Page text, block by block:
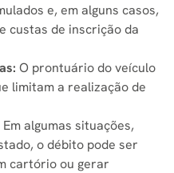
e, em alguns casos,
custas de inscrição da
O prontuário do veículo
limitam a realização de
Em algumas situações,
o débito pode ser
cartório ou gerar